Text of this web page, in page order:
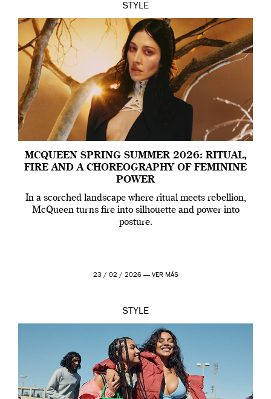
STYLE
MCQUEEN SPRING SUMMER 2026: RITUAL,
FIRE AND A CHOREOGRAPHY OF FEMININE
POWER
In a scorched landscape where ritual meets rebellion,
McQueen turns fire into silhouette and power into
posture.
23 / 02 / 2026 — VER MÁS
STYLE